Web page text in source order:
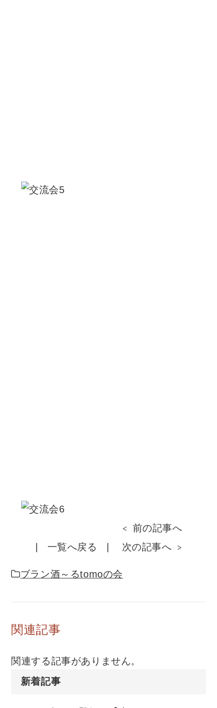
前の記事へ
一覧へ戻る
次の記事へ
ブラン酒～るtomoの会
関連記事
関連する記事がありません。
新着記事